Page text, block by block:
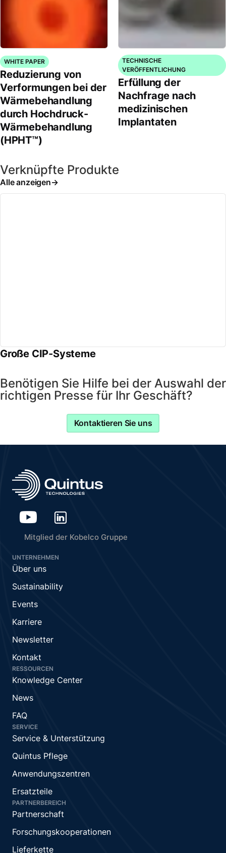
WHITE PAPER
Reduzierung von
Verformungen bei der
Wärmebehandlung
durch Hochdruck-
Wärmebehandlung
(HPHT™)
TECHNISCHE
VERÖFFENTLICHUNG
Erfüllung der
Nachfrage nach
medizinischen
Implantaten
Verknüpfte Produkte
Alle anzeigen
Große CIP-Systeme
Benötigen Sie Hilfe bei der Auswahl der
richtigen Presse für Ihr Geschäft?
Kontaktieren Sie uns
Mitglied der Kobelco Gruppe
UNTERNEHMEN
Über uns
Sustainability
Events
Karriere
Newsletter
Kontakt
RESSOURCEN
Knowledge Center
News
FAQ
SERVICE
Service & Unterstützung
Quintus Pflege
Anwendungszentren
Ersatzteile
PARTNERBEREICH
Partnerschaft
Forschungskooperationen
Lieferkette